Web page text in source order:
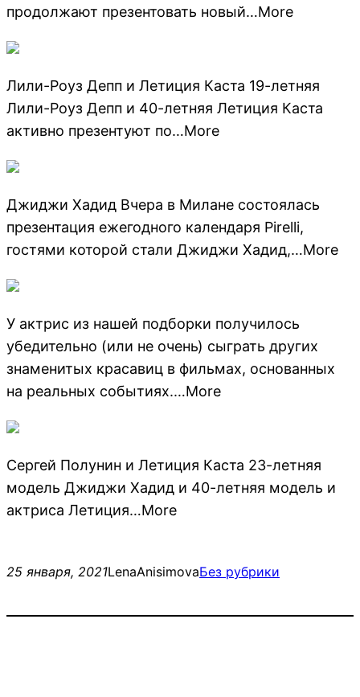
продолжают презентовать новый…More
Лили-Роуз Депп и Летиция Каста 19-летняя
Лили-Роуз Депп и 40-летняя Летиция Каста
активно презентуют по…More
Джиджи Хадид Вчера в Милане состоялась
презентация ежегодного календаря Pirelli,
гостями которой стали Джиджи Хадид,…More
У актрис из нашей подборки получилось
убедительно (или не очень) сыграть других
знаменитых красавиц в фильмах, основанных
на реальных событиях.…More
Сергей Полунин и Летиция Каста 23-летняя
модель Джиджи Хадид и 40-летняя модель и
актриса Летиция…More
25 января, 2021LenaAnisimovaБез рубрики